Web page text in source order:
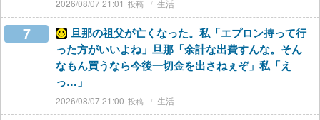
2026/08/07 21:01 生活
7
旦那の祖父が亡くなった。私「エプロン持って行
った方がいいよね」旦那「余計な出費すんな。そん
なもん買うなら今後一切金を出さねぇぞ」私「え
っ…」
2026/08/07 21:00 生活